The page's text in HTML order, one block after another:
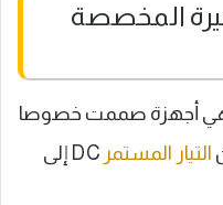
المخصصة
هي أجهزة صممت خصوصا
التيار المستمر